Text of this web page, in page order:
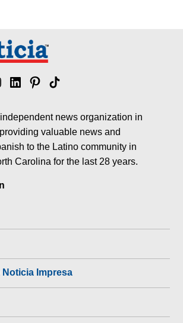
LinkedinPinterest
Tik
news organization in
valuable news and
to the Latino community in
Carolina for the last 28 years.
Impresa